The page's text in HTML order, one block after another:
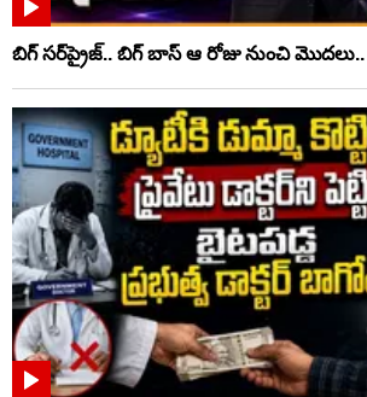
బిగ్ సర్‌ప్రైజ్‌.. బిగ్ బాస్‌ ఆ రోజు నుంచి మొదలు..